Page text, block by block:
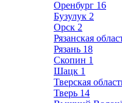
Оренбург 16
Бузулук 2
Орск 2
Рязанская
Рязань 18
Скопин 1
Шацк 1
Тверская
Тверь 14